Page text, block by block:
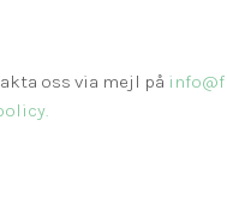
oss via mejl på